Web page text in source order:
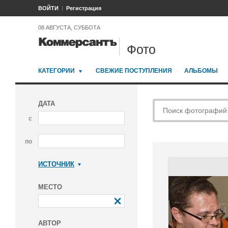
ВОЙТИ Регистрация
08 АВГУСТА, СУББОТА
Фото
КАТЕГОРИИ СВЕЖИЕ ПОСТУПЛЕНИЯ АЛЬБОМЫ
ДАТА
с
по
ИСТОЧНИК
МЕСТО
АВТОР